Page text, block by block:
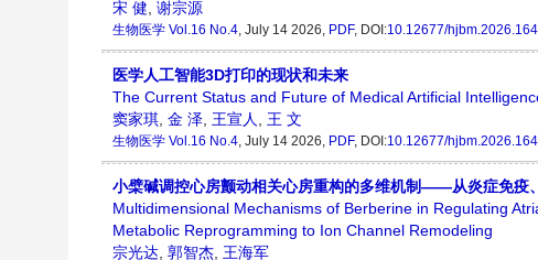
宋 健, 谢宗源
生物医学 Vol.16 No.4, July 14 2026, PDF, DOI:10.12677/
医学人工智能3D打印的现状和未来
The Current Status and Future of Medical Artificial
窦家琪, 金 泽, 王宣人, 王 文
生物医学 Vol.16 No.4, July 14 2026, PDF, DOI:10.12677/
小檗碱调控心房颤动相关心房重构的多维机制——从炎症免疫
Multidimensional Mechanisms of Berberine in Regulating
Metabolic Reprogramming to Ion Channel Remodeling
宗光达, 郭智杰, 王海军